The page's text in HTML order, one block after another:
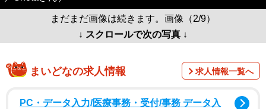
まだまだ画像は続きます。画像（2/9）
↓ スクロールで次の写真 ↓
まいどなの求人情報 求人情報一覧へ
PC・データ入力/医療事務・受付/事務 データ入